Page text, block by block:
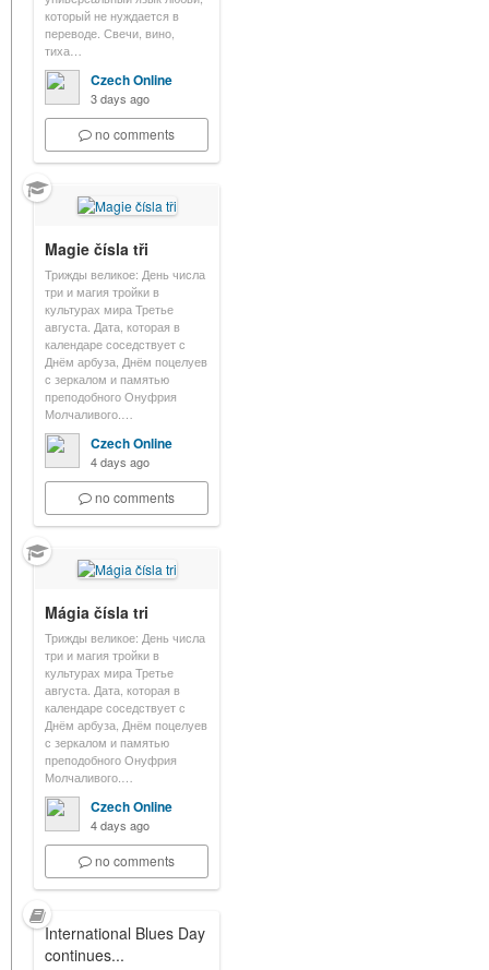
который не нуждается в
переводе. Свечи, вино,
тиха…
Czech Online
3 days ago
no comments
Magie čísla tři
Трижды великое: День числа
три и магия тройки в
культурах мира Третье
августа. Дата, которая в
календаре соседствует с
Днём арбуза, Днём поцелуев
с зеркалом и памятью
преподобного Онуфрия
Молчаливого.…
Czech Online
4 days ago
no comments
Mágia čísla tri
Трижды великое: День числа
три и магия тройки в
культурах мира Третье
августа. Дата, которая в
календаре соседствует с
Днём арбуза, Днём поцелуев
с зеркалом и памятью
преподобного Онуфрия
Молчаливого.…
Czech Online
4 days ago
no comments
International Blues Day
continues...